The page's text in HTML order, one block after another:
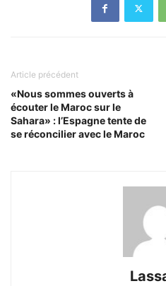
Article précédent
«Nous sommes ouverts à
écouter le Maroc sur le
Sahara» : l’Espagne tente de
se réconcilier avec le Maroc